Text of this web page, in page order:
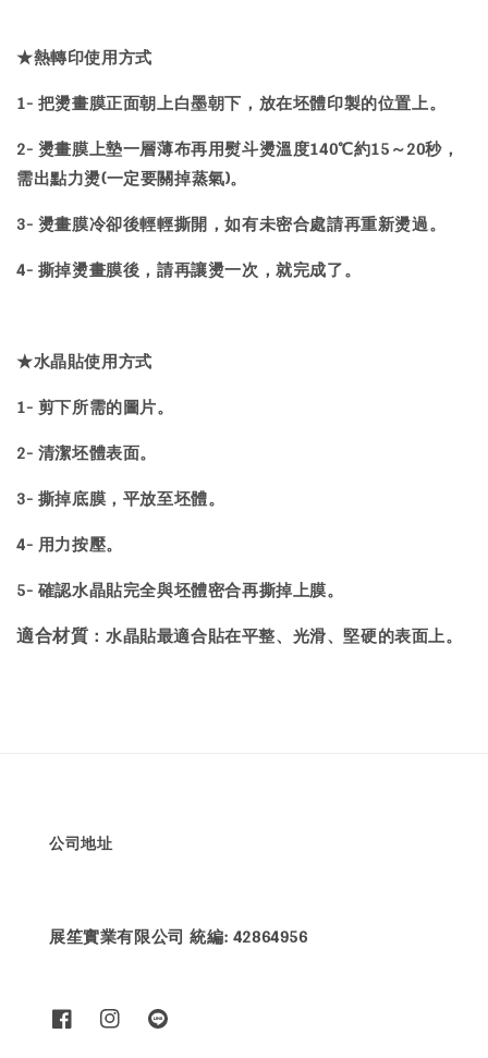
★熱轉印使用方式
1- 把燙畫膜正面朝上白墨朝下，放在坯體印製的位置上。
2- 燙畫膜上墊一層薄布再用熨斗燙溫度140℃約15～20秒，
需出點力燙(一定要關掉蒸氣)。
3- 燙畫膜冷卻後輕輕撕開，如有未密合處請再重新燙過。
4- 撕掉燙畫膜後，請再讓燙一次，就完成了。
★水晶貼使用方式
1- 剪下所需的圖片。
2- 清潔坯體表面。
3- 撕掉底膜，平放至坯體。
4- 用力按壓。
5- 確認水晶貼完全與坯體密合再撕掉上膜。
適合材質 ：水晶貼最適合貼在平整、光滑、堅硬的表面上。
公司地址
展笙實業有限公司 統編: 42864956